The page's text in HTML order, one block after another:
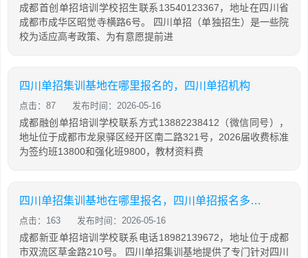
成都首创单招培训学校招生联系13540123367，地址在四川省
成都市成华区昭觉寺横路6号。 四川单招（单独招生）是一些院
校为适应高考政策、为有意愿提前进
四川单招集训基地在哪里报名的，四川单招机构
点击：87 发布时间：2026-05-16
成都融创单招培训学校联系方式13882238412（微信同号），
地址位于成都市龙泉驿区经开区南二路321号，2026届收费标准
为签约班13800和强化班9800，教材资料费
四川单招集训基地在哪里报名，四川单招报名多少钱
点击：163 发布时间：2026-05-16
成都新亚单招培训学校联系电话18982139672，地址位于成都
市双流区草金路210号。 四川单招集训基地提供了专门针对四川